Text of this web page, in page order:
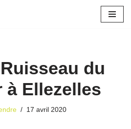
du
à Ellezelles
17 avril 2020